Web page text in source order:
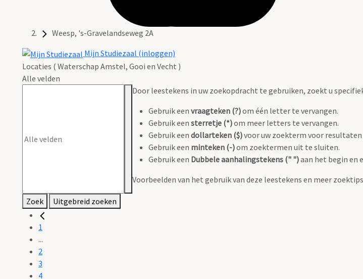
Weesp, 's-Gravelandseweg 2A
Mijn Studiezaal (inloggen)
Locaties ( Waterschap Amstel, Gooi en Vecht )
Alle velden
Door leestekens in uw zoekopdracht te gebruiken, zoekt u
Gebruik een vraagteken (?)om één letter te vervangen.
Gebruik een sterretje (*)om meer letters te vervangen.
Gebruik een dollarteken ($)voor uw zoekterm voor
Gebruik een minteken (-)om zoektermen uit te sluiten.
Gebruik een Dubbele aanhalingstekens (" ")aan het begin en
Voorbeelden van het gebruik van deze leestekens en meer
Zoek Uitgebreid zoeken
1
...
2
3
4